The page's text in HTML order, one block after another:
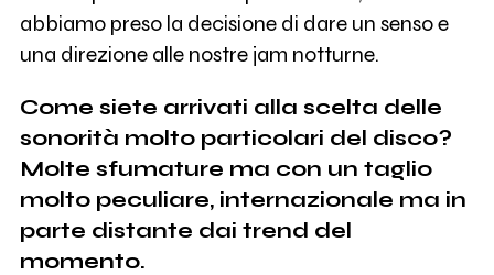
abbiamo preso la decisione di dare un senso e
una direzione alle nostre jam notturne.
Come siete arrivati alla scelta delle
sonorità molto particolari del disco?
Molte sfumature ma con un taglio
molto peculiare, internazionale ma in
parte distante dai trend del
momento.